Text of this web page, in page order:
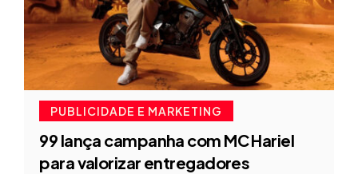
PUBLICIDADE E MARKETING
99 lança campanha com MC Hariel
para valorizar entregadores